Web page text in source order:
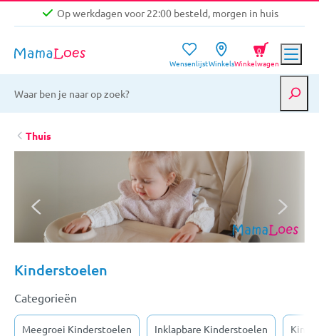
Op werkdagen voor 22:00 besteld, morgen in huis
Niet goed, geld terug garantie
Gratis verzending vanaf €39,-
Op werkdagen voor 22:00 besteld, morgen in huis
WensenlijstWinkelsWinkelwagen
0
Thuis
Kinderstoelen
Categorieën
Meegroei Kinderstoelen Inklapbare Kinderstoelen